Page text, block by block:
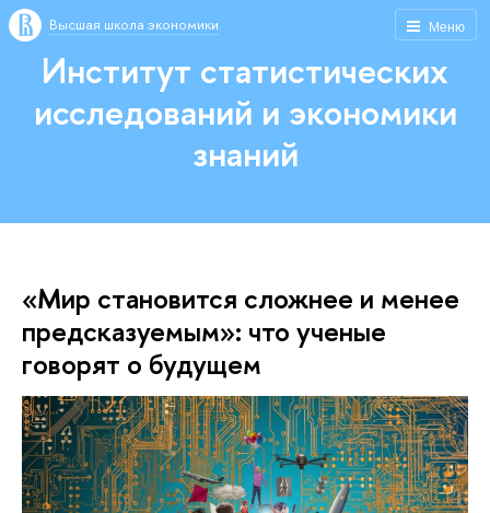
Меню
Высшая школа экономики
Институт статистических
исследований и экономики
знаний
«Мир становится сложнее и менее
предсказуемым»: что ученые
говорят о будущем